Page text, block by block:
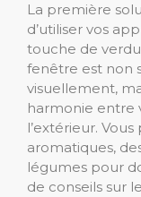
La première
d’utiliser vos
touche de
fenêtre est non
visuellement,
harmonie entre
l’extérieur.
aromatiques,
légumes pour
de conseils sur